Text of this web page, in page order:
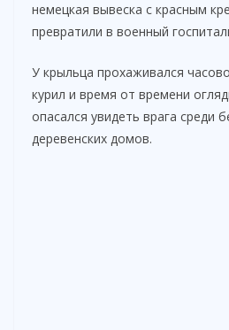
немецкая вывеска с красным
превратили в военный
У крыльца прохаживался
курил и время от времени
опасался увидеть врага среди
деревенских домов.